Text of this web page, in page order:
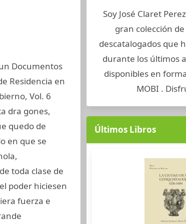
Documentos
Residencia en
Vol. 6
dra gones,
quedo de
en que se
toda clase de
poder hiciesen
fuerza e
Soy José Claret
gran colección
descatalogados que
durante los últimos
disponibles en
MOBI .
Últimos Libros